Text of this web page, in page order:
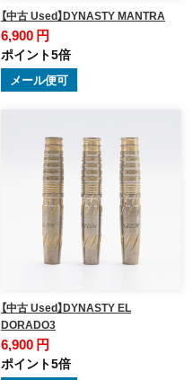
【中古 Used】DYNASTY MANTRA
6,900 円
ポイント5倍
メール便可
【中古 Used】DYNASTY EL
DORADO3
6,900 円
ポイント5倍